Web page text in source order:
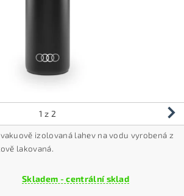
1 z 2
izolovaná lahev na vodu vyrobená z
lakovaná.
Skladem - centrální sklad